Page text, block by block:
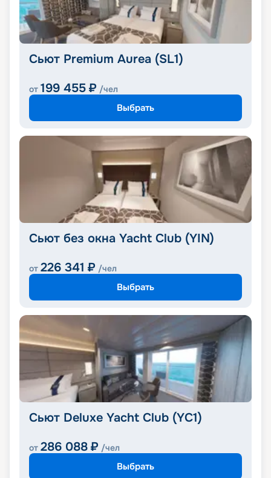
Сьют Premium Aurea (SL1)
от 199 455 ₽ /чел
Выбрать
Сьют без окна Yacht Club (YIN)
от 226 341 ₽ /чел
Выбрать
Сьют Deluxe Yacht Club (YC1)
от 286 088 ₽ /чел
Выбрать